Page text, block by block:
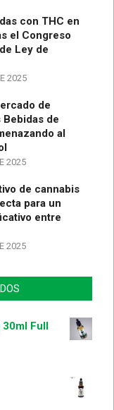
con THC en
el Congreso
Ley de
2025
de
Bebidas de
al
2025
de cannabis
para un
entre
2025
Full